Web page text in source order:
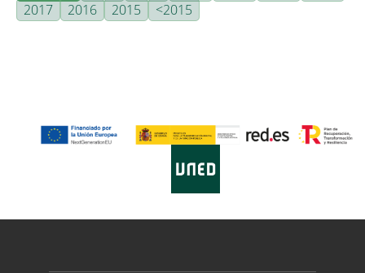
2017
2016 2015 <2015